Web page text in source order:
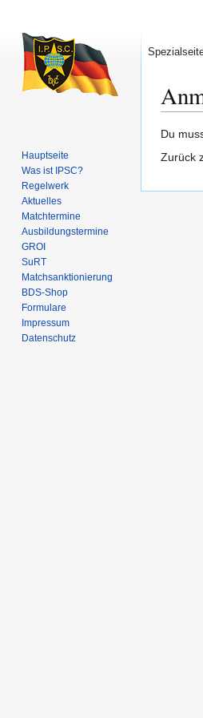
Zur
Zur
Suche
Du
Zurück
Hauptseite
Was ist IPSC?
Regelwerk
Aktuelles
Matchtermine
Ausbildungs­termine
GROI
SuRT
Match­sanktionierung
BDS-Shop
Formulare
Impressum
Datenschutz